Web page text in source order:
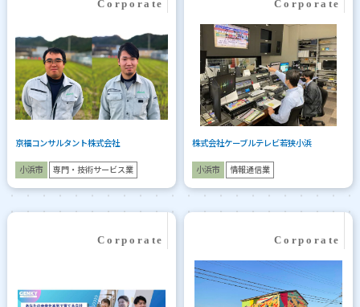
京福コンサルタント株式会社
小浜市 専門・技術サービス業
株式会社ケーブルテレビ若狭小浜
小浜市 情報通信業